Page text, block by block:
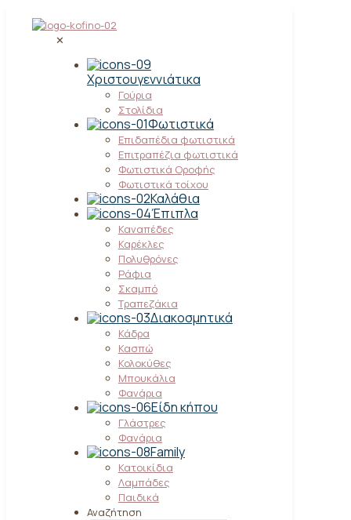
✕
Χριστουγεννιάτικα
Γούρια
Στολίδια
Φωτιστικά
Επιδαπέδια φωτιστικά
Επιτραπέζια φωτιστικά
Φωτιστικά Οροφής
Φωτιστικά τοίχου
Καλάθια
Έπιπλα
Καναπέδες
Καρέκλες
Πολυθρόνες
Ράφια
Σκαμπό
Τραπεζάκια
Διακοσμητικά
Κάδρα
Κασπώ
Κολοκύθες
Μπουκάλια
Φανάρια
Είδη κήπου
Γλάστρες
Φανάρια
Family
Κατοικίδια
Λαμπάδες
Παιδικά
Αναζήτηση